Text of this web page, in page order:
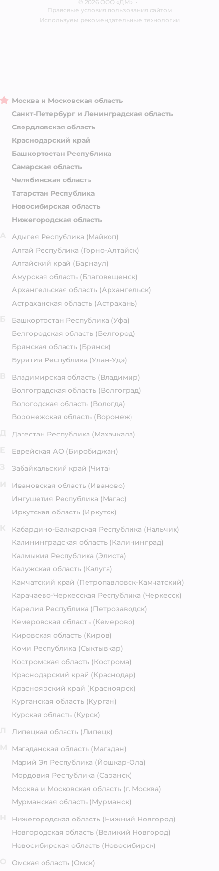
Блог
© 2026 ООО «ДМ» •
Правовые условия пользования сайтом
Используем рекомендательные технологии
Москва и Московская область
Санкт-Петербург и Ленинградская область
Свердловская область
Краснодарский край
Башкортостан Республика
Самарская область
Челябинская область
Татарстан Республика
Новосибирская область
Нижегородская область
Адыгея Республика (Майкоп)
Алтай Республика (Горно-Алтайск)
Алтайский край (Барнаул)
Амурская область (Благовещенск)
Архангельская область (Архангельск)
Астраханская область (Астрахань)
Башкортостан Республика (Уфа)
Белгородская область (Белгород)
Брянская область (Брянск)
Бурятия Республика (Улан-Удэ)
Владимирская область (Владимир)
Волгоградская область (Волгоград)
Вологодская область (Вологда)
Воронежская область (Воронеж)
Дагестан Республика (Махачкала)
Еврейская АО (Биробиджан)
Забайкальский край (Чита)
Ивановская область (Иваново)
Ингушетия Республика (Магас)
Иркутская область (Иркутск)
Кабардино-Балкарская Республика (Нальчик)
Калининградская область (Калининград)
Калмыкия Республика (Элиста)
Калужская область (Калуга)
Камчатский край (Петропавловск-Камчатский)
Карачаево-Черкесская Республика (Черкесск)
Карелия Республика (Петрозаводск)
Кемеровская область (Кемерово)
Кировская область (Киров)
Коми Республика (Сыктывкар)
Костромская область (Кострома)
Краснодарский край (Краснодар)
Красноярский край (Красноярск)
Курганская область (Курган)
Курская область (Курск)
Липецкая область (Липецк)
Магаданская область (Магадан)
Марий Эл Республика (Йошкар-Ола)
Мордовия Республика (Саранск)
Москва и Московская область (г. Москва)
Мурманская область (Мурманск)
Нижегородская область (Нижний Новгород)
Новгородская область (Великий Новгород)
Новосибирская область (Новосибирск)
Омская область (Омск)